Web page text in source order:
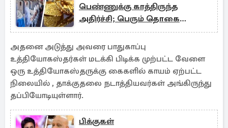
பெண்ணுக்கு காத்திருந்த
அதிர்ச்சி; பெரும் தொகை
பணத்தை இழந்து தவிப்பு
அதனை அடுத்து அவரை பாதுகாப்பு
உத்தியோகஸ்தர்கள் மடக்கி பிடிக்க முற்பட்ட வேளை
ஒரு உத்தியோகஸ்தருக்கு கைகளில் காயம் ஏற்பட்ட
நிலையில் , தாக்குதலை நடாத்தியவர்கள் அங்கிருந்து
தப்பியோடியுள்ளார்.
பிக்குகள்